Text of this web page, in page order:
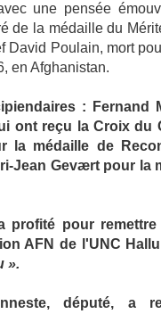
une pensée
de la médaille du
David Poulain, mort
en Afghanistan.
: Fernand
ont reçu la Croix du
la médaille de
Jean Gevært pour la
profité pour
AFN de l'UNC
».
député, a